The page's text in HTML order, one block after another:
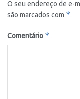
O seu endereço de e-
são marcados com *
Comentário *